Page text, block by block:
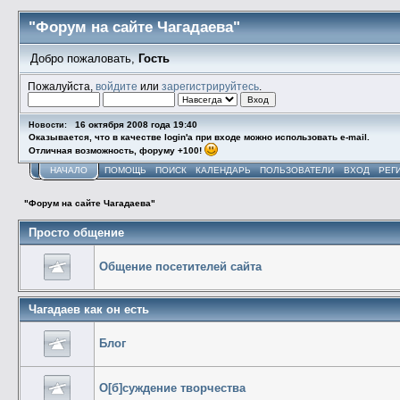
"Форум на сайте Чагадаева"
Добро пожаловать, Гость
Пожалуйста,войдите илизарегистрируйтесь
Новости:
16 октября 2008 года 19:40
Оказывается, что в качестве login'а при входе можно использовать e-mail.
Отличная возможность, форуму +100!
НАЧАЛО ПОМОЩЬ ПОИСК КАЛЕНДАРЬ ПОЛЬЗОВАТЕЛИ ВХОД
"Форум на сайте Чагадаева"
Просто общение
Общение посетителей сайта
Чагадаев как он есть
Блог
О[б]суждение творчества